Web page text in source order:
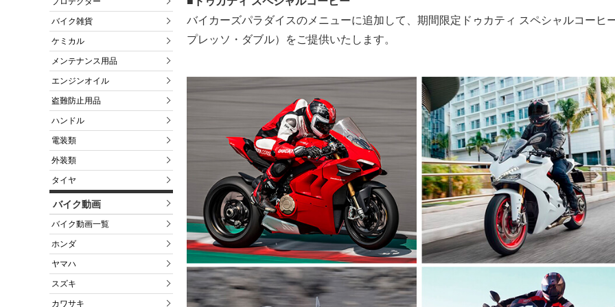
バイク雑貨
ケミカル
メンテナンス用品
エンジンオイル
盗難防止用品
ハンドル
電装類
外装類
タイヤ
バイク動画
バイク動画一覧
ホンダ
ヤマハ
スズキ
カワサキ
バイカーズパラダイスのメニューに追加して、期間限定ドゥカティ スペシャルコーヒ
プレッソ・ダブル）をご提供いたします。